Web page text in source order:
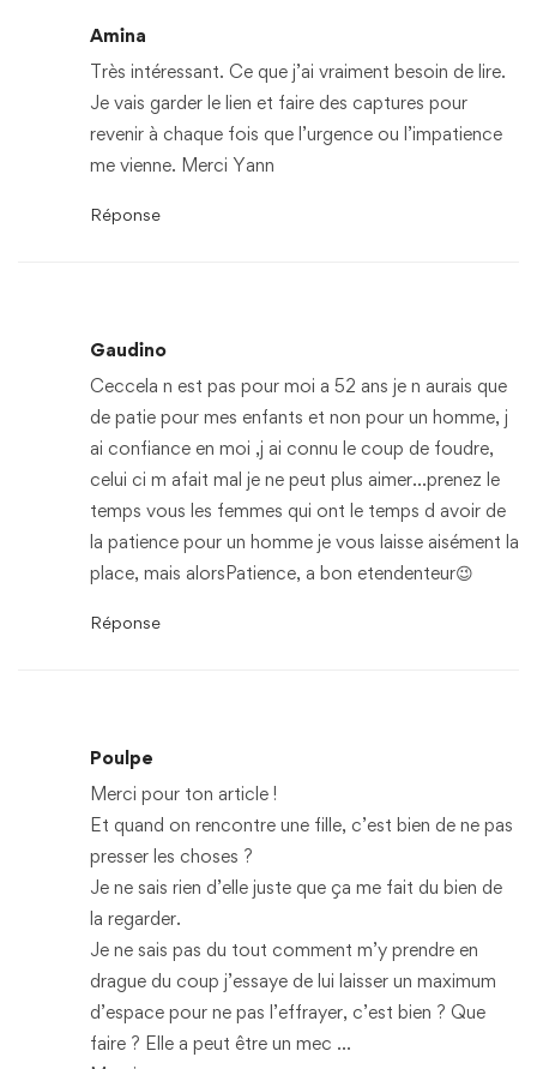
Amina
Très intéressant. Ce que j’ai vraiment besoin de lire.
Je vais garder le lien et faire des captures pour
revenir à chaque fois que l’urgence ou l’impatience
me vienne. Merci Yann
Réponse
Gaudino
Ceccela n est pas pour moi a 52 ans je n aurais que
de patie pour mes enfants et non pour un homme, j
ai confiance en moi ,j ai connu le coup de foudre,
celui ci m afait mal je ne peut plus aimer…prenez le
temps vous les femmes qui ont le temps d avoir de
la patience pour un homme je vous laisse aisément la
place, mais alorsPatience, a bon etendenteur😉
Réponse
Poulpe
Merci pour ton article !
Et quand on rencontre une fille, c’est bien de ne pas
presser les choses ?
Je ne sais rien d’elle juste que ça me fait du bien de
la regarder.
Je ne sais pas du tout comment m’y prendre en
drague du coup j’essaye de lui laisser un maximum
d’espace pour ne pas l’effrayer, c’est bien ? Que
faire ? Elle a peut être un mec …